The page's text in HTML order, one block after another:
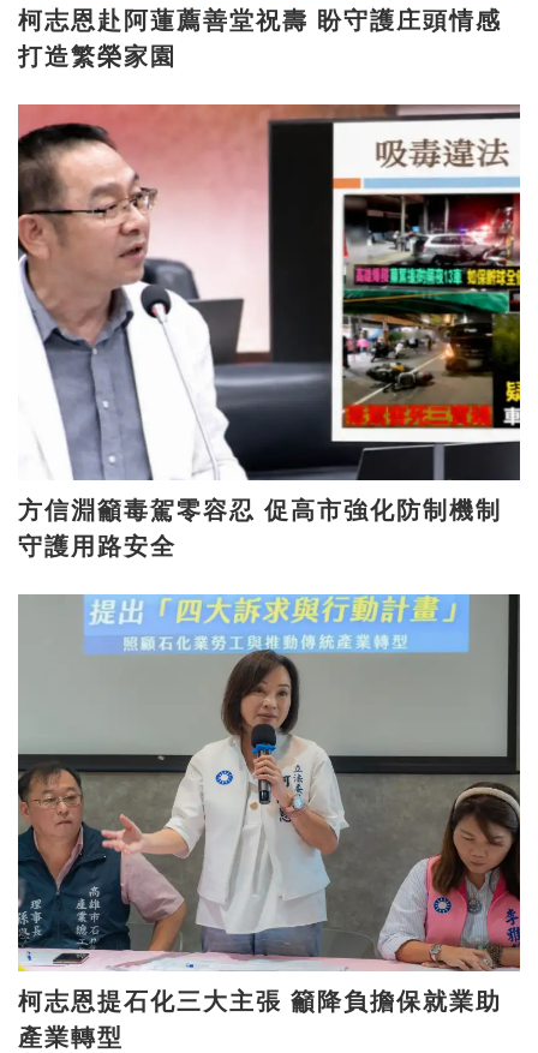
柯志恩赴阿蓮薦善堂祝壽 盼守護庄頭情感
打造繁榮家園
方信淵籲毒駕零容忍 促高市強化防制機制
守護用路安全
柯志恩提石化三大主張 籲降負擔保就業助
產業轉型